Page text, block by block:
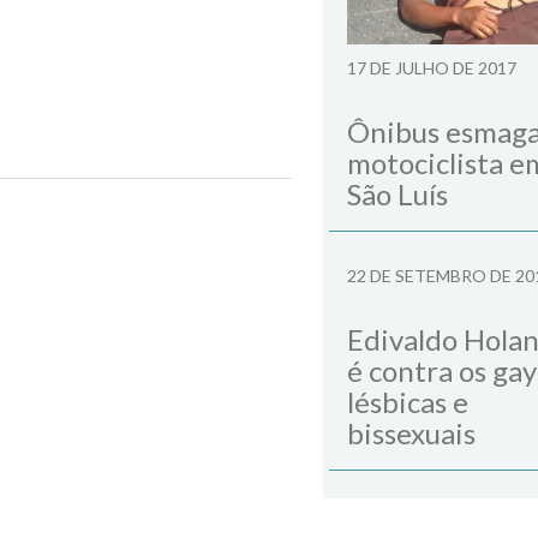
17 DE JULHO DE 2017
Ônibus
motociclista
São Luís
22 DE SETEMBRO DE
Edivaldo
é contra os
lésbicas e
bissexuais